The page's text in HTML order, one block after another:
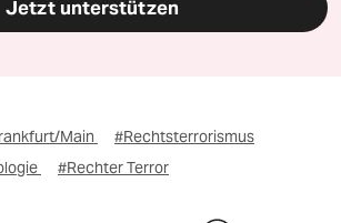
Jetzt unterstützen
Main
#Rechtsterrorismus
#Rechter Terror